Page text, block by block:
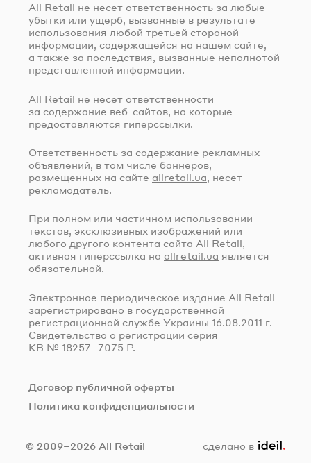
All Retail не несет ответственность за любые
убытки или ущерб, вызванные в результате
использования любой третьей стороной
информации, содержащейся на нашем сайте,
а также за последствия, вызванные неполнотой
представленной информации.
All Retail не несет ответственности
за содержание веб-сайтов , на которые
предоставляются гиперссылки.
Ответственность за содержание рекламных
объявлений, в том числе баннеров,
размещенных на сайте allretail.ua, несет
рекламодатель.
При полном или частичном использовании
текстов, эксклюзивных изображений или
любого другого контента сайта All Retail,
активная гиперссылка на allretail.ua является
обязательной.
Электронное периодическое издание All Retail
зарегистрировано в государственной
регистрационной службе Украины 16.08.2011 г.
Свидетельство о регистрации серия
КВ № 18257–7075 Р.
Договор публичной оферты
Политика конфиденциальности
© 2009–2026 All Retail сделано в ideil.